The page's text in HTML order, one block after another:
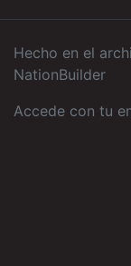
Hecho en el
NationBuilder
Accede con tu